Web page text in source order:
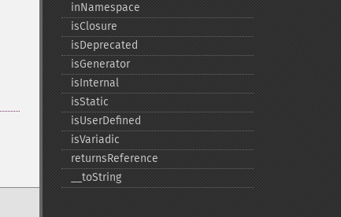
inNamespace
isClosure
isDeprecated
isGenerator
isInternal
isStatic
isUserDefined
isVariadic
returnsReference
_​_​toString